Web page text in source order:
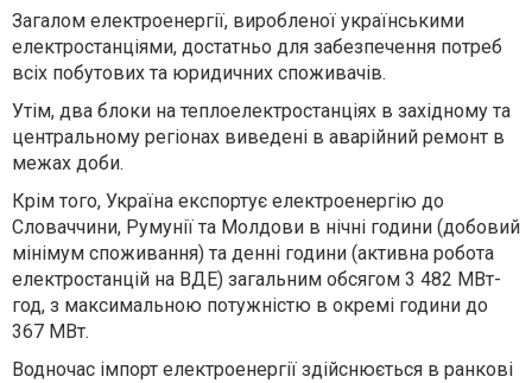
Загалом електроенергії, виробленої українськими
електростанціями, достатньо для забезпечення потреб
всіх побутових та юридичних споживачів.
Утім, два блоки на теплоелектростанціях в західному та
центральному регіонах виведені в аварійний ремонт в
межах доби.
Крім того, Україна експортує електроенергію до
Словаччини, Румунії та Молдови в нічні години (добовий
мінімум споживання) та денні години (активна робота
електростанцій на ВДЕ) загальним обсягом 3 482 МВт-
год, з максимальною потужністю в окремі години до
367 МВт.
Водночас імпорт електроенергії здійснюється в ранкові